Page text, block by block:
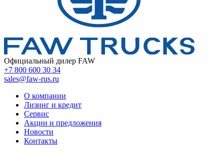
Официальный дилер FAW
+7 800 600 30 34
sales@faw-rus.ru
О компании
Лизинг и кредит
Сервис
Акции и предложения
Новости
Контакты